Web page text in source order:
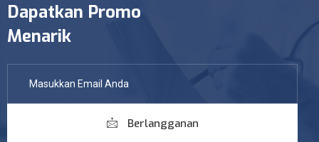
Dapatkan Promo
Menarik
Berlangganan